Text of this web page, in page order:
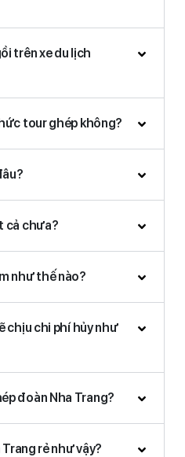
trên xe du lịch
tour ghép không?
cả chưa?
như thế nào?
chịu chi phí hủy như
đoàn Nha Trang?
rẻ như vậy?